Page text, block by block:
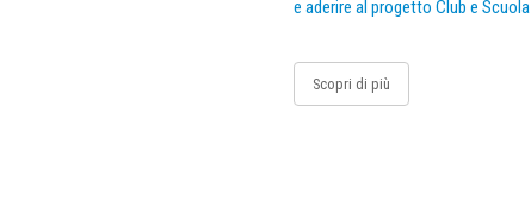
e aderire al progetto Club e Scuola
Scopri di più